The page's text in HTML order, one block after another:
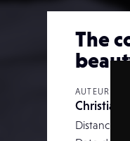
The
AUTEUR
Christian
Distance